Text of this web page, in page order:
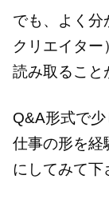
でも、よく分
クリエイター
読み取ること
Q&A形式で
仕事の形を経
にしてみて下